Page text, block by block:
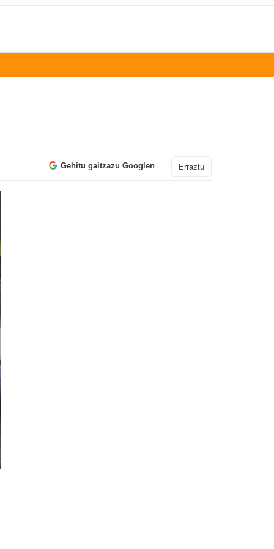
Gehitu gaitzazu Googlen Erraztu